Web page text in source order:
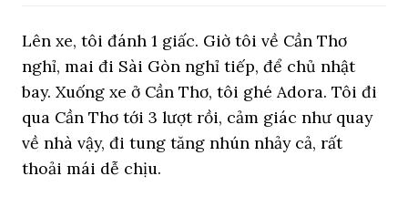
Lên xe, tôi đánh 1 giấc. Giờ tôi về Cần Thơ
nghỉ, mai đi Sài Gòn nghỉ tiếp, để chủ nhật
bay. Xuống xe ở Cần Thơ, tôi ghé Adora. Tôi đi
qua Cần Thơ tới 3 lượt rồi, cảm giác như quay
về nhà vậy, đi tung tăng nhún nhảy cả, rất
thoải mái dễ chịu.